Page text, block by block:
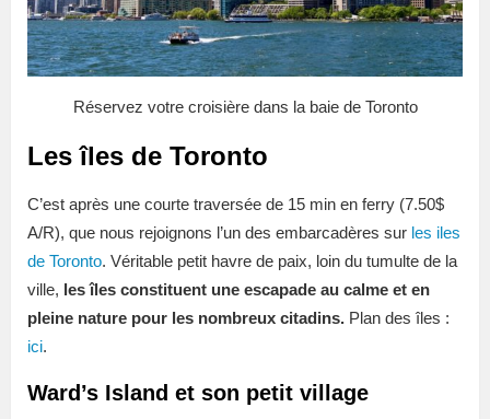
Réservez votre croisière dans la baie de Toronto
Les îles de Toronto
C’est après une courte traversée de 15 min en ferry (7.50$
A/R), que nous rejoignons l’un des embarcadères sur les iles
de Toronto. Véritable petit havre de paix, loin du tumulte de la
ville, les îles constituent une escapade au calme et en
pleine nature pour les nombreux citadins. Plan des îles :
ici.
Ward’s Island et son petit village